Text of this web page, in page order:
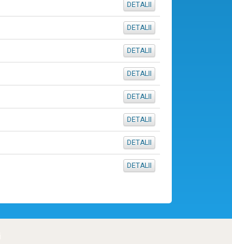
DETALII
DETALII
DETALII
DETALII
DETALII
DETALII
DETALII
DETALII